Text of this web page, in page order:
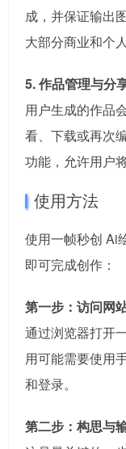
成，并保证输出
大部分商业和个
5. 作品管理与分
用户生成的作品
看、下载或再次
功能，允许用户
使用方法
使用一帧秒创 Ai
即可完成创作：
第一步：访问网
通过浏览器打开
用可能需要使用
和登录。
第二步：构思与